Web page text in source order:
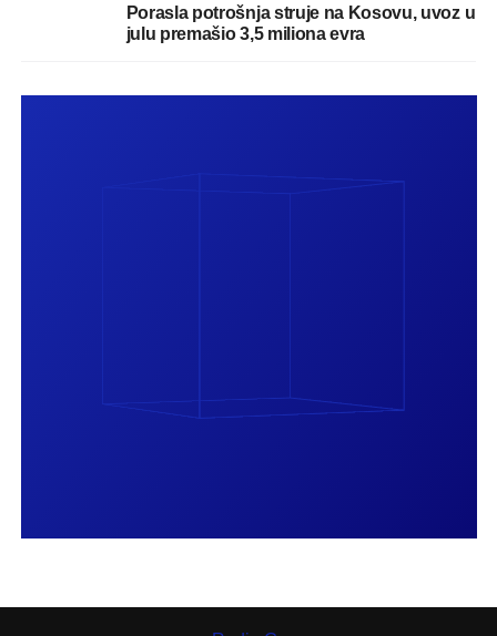
Porasla potrošnja struje na Kosovu, uvoz u
julu premašio 3,5 miliona evra